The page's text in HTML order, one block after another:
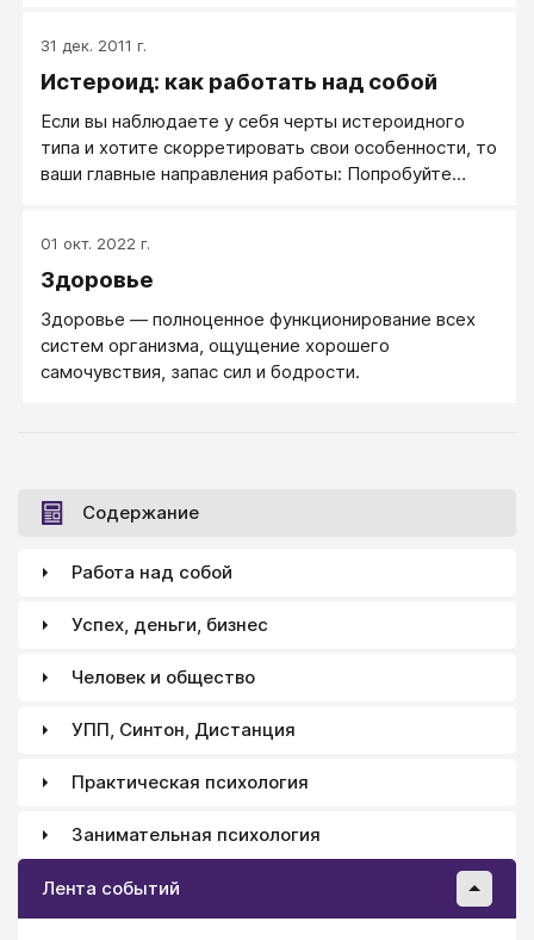
правду.
31 дек. 2011 г.
Истероид: как работать над собой
Если вы наблюдаете у себя черты истероидного
типа и хотите скорретировать свои особенности, то
ваши главные направления работы: Попробуйте
говорить просто — без эмоциональных повторов,
многозначительных пауз, вздохов, ярких глаз и
репортаж.
01 окт. 2022 г.
Здоровье
Здоровье — полноценное функционирование всех
систем организма, ощущение хорошего
самочувствия, запас сил и бодрости.
Содержание
Работа над собой
Успех, деньги, бизнес
Человек и общество
УПП, Синтон, Дистанция
Практическая психология
Занимательная психология
Лента событий